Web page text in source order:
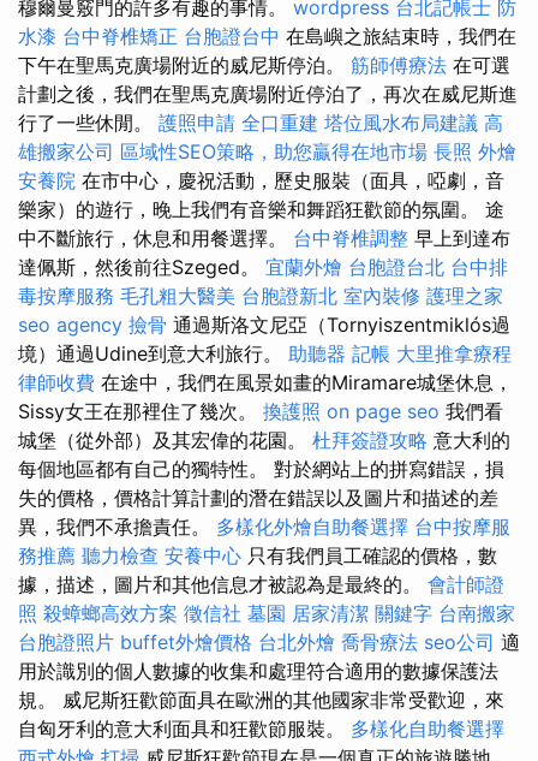
穆爾曼竅門的許多有趣的事情。 wordpress 台北記帳士 防
水漆 台中脊椎矯正 台胞證台中 在島嶼之旅結束時，我們在
下午在聖馬克廣場附近的威尼斯停泊。 筋師傅療法 在可選
計劃之後，我們在聖馬克廣場附近停泊了，再次在威尼斯進
行了一些休閒。 護照申請 全口重建 塔位風水布局建議 高
雄搬家公司 區域性SEO策略，助您贏得在地市場 長照 外燴
安養院 在市中心，慶祝活動，歷史服裝（面具，啞劇，音
樂家）的遊行，晚上我們有音樂和舞蹈狂歡節的氛圍。 途
中不斷旅行，休息和用餐選擇。 台中脊椎調整 早上到達布
達佩斯，然後前往Szeged。 宜蘭外燴 台胞證台北 台中排
毒按摩服務 毛孔粗大醫美 台胞證新北 室內裝修 護理之家
seo agency 撿骨 通過斯洛文尼亞（Tornyiszentmiklós過
境）通過Udine到意大利旅行。 助聽器 記帳 大里推拿療程
律師收費 在途中，我們在風景如畫的Miramare城堡休息，
Sissy女王在那裡住了幾次。 換護照 on page seo 我們看
城堡（從外部）及其宏偉的花園。 杜拜簽證攻略 意大利的
每個地區都有自己的獨特性。 對於網站上的拼寫錯誤，損
失的價格，價格計算計劃的潛在錯誤以及圖片和描述的差
異，我們不承擔責任。 多樣化外燴自助餐選擇 台中按摩服
務推薦 聽力檢查 安養中心 只有我們員工確認的價格，數
據，描述，圖片和其他信息才被認為是最終的。 會計師證
照 殺蟑螂高效方案 徵信社 墓園 居家清潔 關鍵字 台南搬家
台胞證照片 buffet外燴價格 台北外燴 喬骨療法 seo公司 適
用於識別的個人數據的收集和處理符合適用的數據保護法
規。 威尼斯狂歡節面具在歐洲的其他國家非常受歡迎，來
自匈牙利的意大利面具和狂歡節服裝。 多樣化自助餐選擇